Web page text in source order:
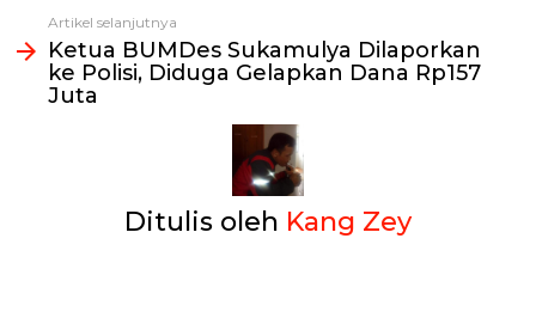
Artikel selanjutnya
Ketua BUMDes Sukamulya Dilaporkan
ke Polisi, Diduga Gelapkan Dana Rp157
Juta
Ditulis oleh Kang Zey